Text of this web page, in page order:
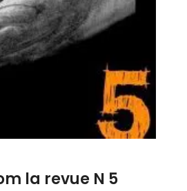
la revue N 5